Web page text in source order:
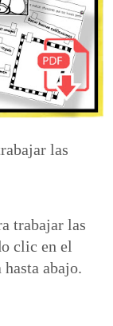
las
trabajar las
clic en el
hasta abajo.